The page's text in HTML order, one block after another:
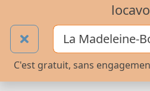
C'est gratuit, sans